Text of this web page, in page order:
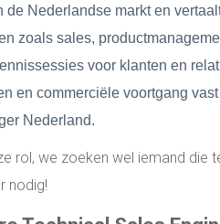
Nederlandse markt en
zoals sales,
voor klanten en
en commerciële voortgang
Nederland.
rol, we zoeken wel iemand die
nodig!